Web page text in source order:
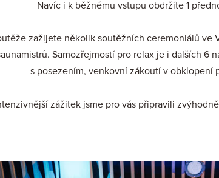
Navíc i k běžnému vstupu obdržíte 1
zažijete několik soutěžních ceremoniálů
Samozřejmostí pro relax je i dalších 6
s posezením, venkovní zákoutí v obklopení
zážitek jsme pro vás připravili